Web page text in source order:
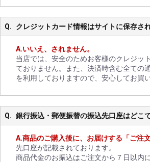
クレジットカード情報はサイトに保存さ
いいえ、されません。
当店では、安全のためお客様のクレジッ
ておりません。また、決済時含む全ての
を利用しておりますので、安心してお買
銀行振込・郵便振替の振込先口座はどこ
商品のご購入後に、お届けする「ご注
先口座が記載されております。
商品代金のお振込はご注文から７日以内